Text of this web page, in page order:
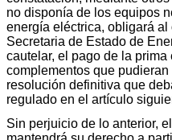
no disponía de los equipos
energía eléctrica, obligará
Secretaria de Estado de
cautelar, el pago de la
complementos que
resolución definitiva que
regulado en el artículo
Sin perjuicio de lo anterior,